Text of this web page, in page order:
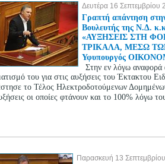
Δευτέρα 16 Σεπτεμβρίου
Γραπτή απάντηση
Βουλευτής της Ν.Δ.
«ΑΥΞΗΣΕΙΣ ΣΤΗ
ΤΡΙΚΑΛΑ, ΜΕΣΩ
Υφυπουργός
Στην εν λόγω
του για στις αυξήσεις του Έκτακτου
το Τέλος Ηλεκτροδοτούμενων
οι οποίες φτάνουν και το 100% λόγω
Παρασκευή 13